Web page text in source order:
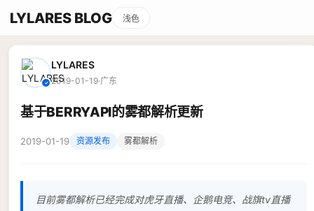
LYLARES BLOG 浅色
✓
LYLARES
2019-01-19·广东
基于BERRYAPI的雾都解析更新
2019-01-19 资源发布 雾都解析
目前雾都解析已经完成对虎牙直播、企鹅电竞、战旗tv直播